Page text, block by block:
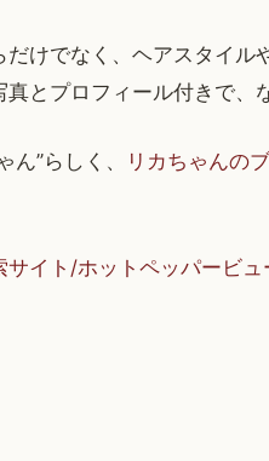
けでなく、ヘアスタイル
とプロフィール付きで、
”らしく、 リカちゃんの
イト/ホットペッパービュ